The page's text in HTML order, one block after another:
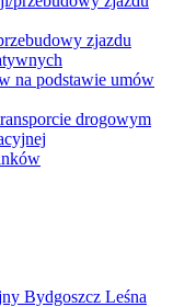
zjazdu
na podstawie umów
drogowym
Bydgoszcz Leśna